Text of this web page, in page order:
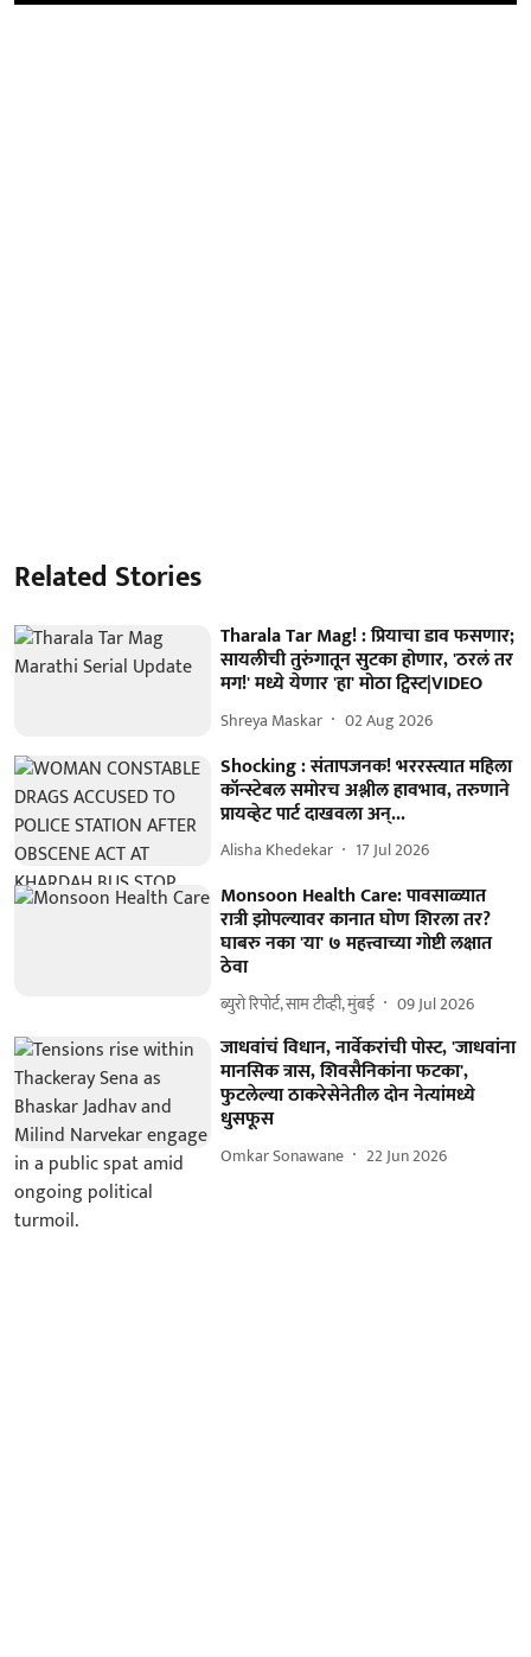
Related Stories
Tharala Tar Mag! : प्रियाचा डाव फसणार;
सायलीची तुरुंगातून सुटका होणार, 'ठरलं तर
मग!' मध्ये येणार 'हा' मोठा ट्विस्ट|VIDEO
Shreya Maskar 02 Aug 2026
Shocking : संतापजनक! भररस्त्यात महिला
कॉन्स्टेबल समोरच अश्लील हावभाव, तरुणाने
प्रायव्हेट पार्ट दाखवला अन्...
Alisha Khedekar 17 Jul 2026
Monsoon Health Care: पावसाळ्यात
रात्री झोपल्यावर कानात घोण शिरला तर?
घाबरु नका 'या' ७ महत्त्वाच्या गोष्टी लक्षात
ठेवा
ब्युरो रिपोर्ट, साम टीव्ही, मुंबई 09 Jul 2026
जाधवांचं विधान, नार्वेकरांची पोस्ट, 'जाधवांना
मानसिक त्रास, शिवसैनिकांना फटका',
फुटलेल्या ठाकरेसेनेतील दोन नेत्यांमध्ये
धुसफूस
Omkar Sonawane 22 Jun 2026